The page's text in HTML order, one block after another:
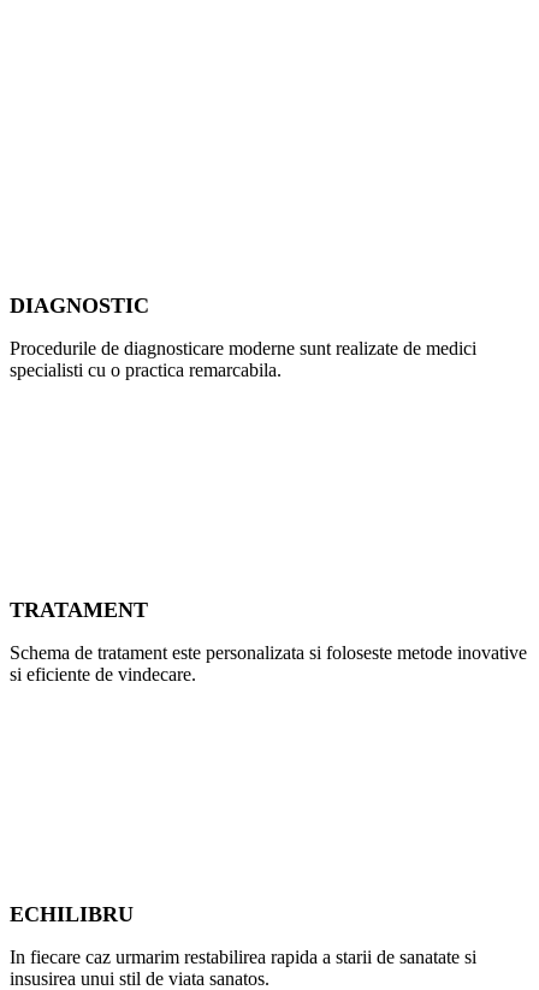
DIAGNOSTIC
Procedurile de diagnosticare moderne sunt realizate de medici
specialisti cu o practica remarcabila.
TRATAMENT
Schema de tratament este personalizata si foloseste metode inovative
si eficiente de vindecare.
ECHILIBRU
In fiecare caz urmarim restabilirea rapida a starii de sanatate si
insusirea unui stil de viata sanatos.